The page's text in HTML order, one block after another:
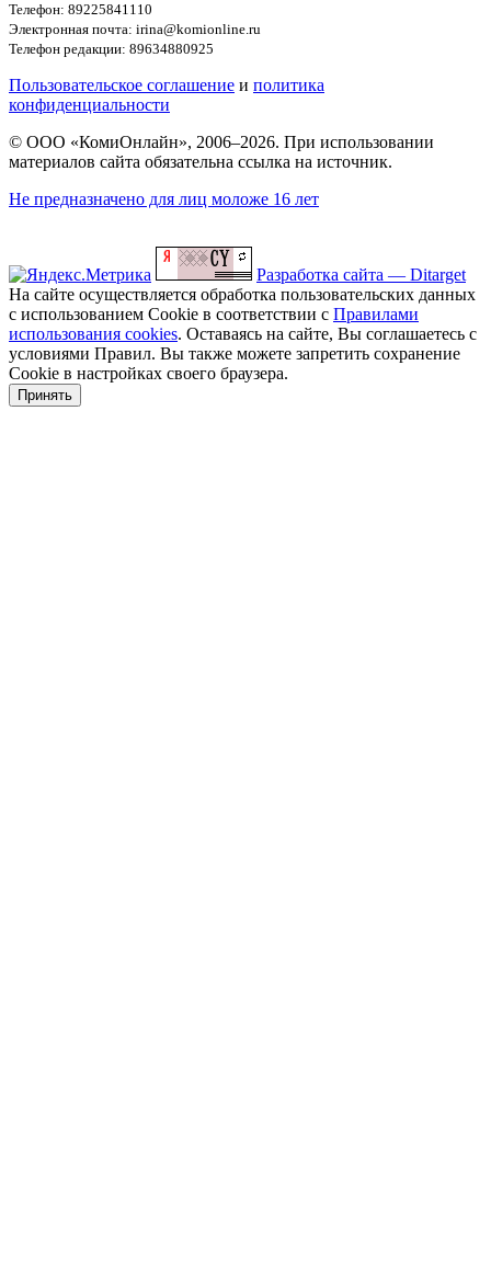
Телефон: 89225841110
Электронная почта: irina@komionline.ru
Телефон редакции: 89634880925
Пользовательское соглашение и политика
конфиденциальности
© ООО «КомиОнлайн», 2006–2026. При использовании
материалов сайта обязательна ссылка на источник.
Не предназначено для лиц моложе 16 лет
Разработка сайта — Ditarget
На сайте осуществляется обработка пользовательских данных
с использованием Cookie в соответствии с Правилами
использования cookies. Оставаясь на сайте, Вы соглашаетесь с
условиями Правил. Вы также можете запретить сохранение
Cookie в настройках своего браузера.
Принять